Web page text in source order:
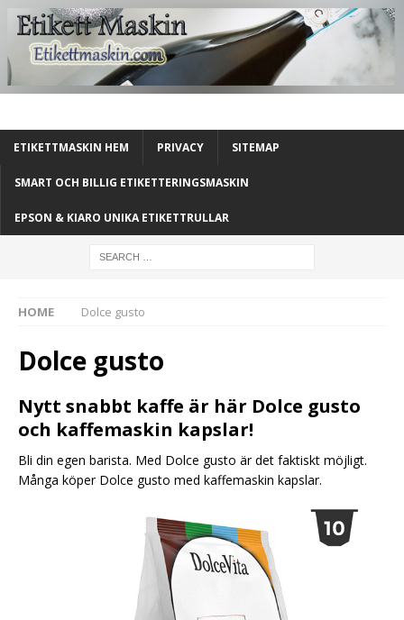
ETIKETTMASKIN HEM PRIVACY SITEMAP
SMART OCH BILLIG ETIKETTERINGSMASKIN
EPSON & KIARO UNIKA ETIKETTRULLAR
HOME Dolce gusto
Dolce gusto
Nytt snabbt kaffe är här Dolce gusto
och kaffemaskin kapslar!
Bli din egen barista. Med Dolce gusto är det faktiskt möjligt.
Många köper Dolce gusto med kaffemaskin kapslar.